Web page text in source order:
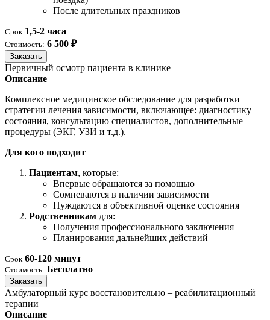
После длительных праздников
Срок 1,5-2 часа
Стоимость: 6 500 ₽
Заказать
Первичный осмотр пациента в клинике
Описание
Комплексное медицинское обследование для разработки
стратегии лечения зависимости, включающее: диагностику
состояния, консультацию специалистов, дополнительные
процедуры (ЭКГ, УЗИ и т.д.).
Для кого подходит
Пациентам, которые:
Впервые обращаются за помощью
Сомневаются в наличии зависимости
Нуждаются в объективной оценке состояния
Родственникам для:
Получения профессионального заключения
Планирования дальнейших действий
Срок 60-120 минут
Стоимость: Бесплатно
Заказать
Амбулаторный курс восстановительно – реабилитационный
терапии
Описание